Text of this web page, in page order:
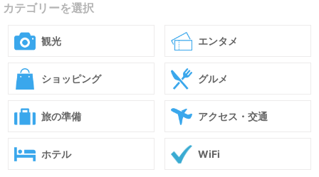
カテゴリーを選択
観光 エンタメ
ショッピング グルメ
旅の準備 アクセス・交通
ホテル WiFi